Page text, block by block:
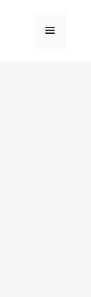
메